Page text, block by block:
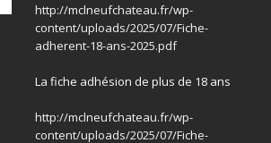
http://mclneufchateau.fr/wp-
content/uploads/2025/07/Fiche-
adherent-18-ans-2025.pdf
La fiche adhésion de plus de 18 ans
http://mclneufchateau.fr/wp-
content/uploads/2025/07/Fiche-